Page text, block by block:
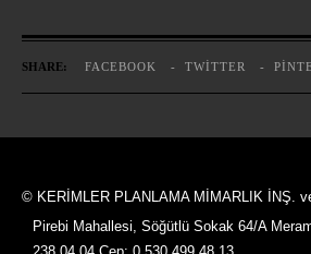
SHARE: FACEBOOK TWITTER
© KERİMLER PLANLAMA MİMARLIK İNŞ.
Pirebi Mahallesi, Söğütlü Sokak 64/A